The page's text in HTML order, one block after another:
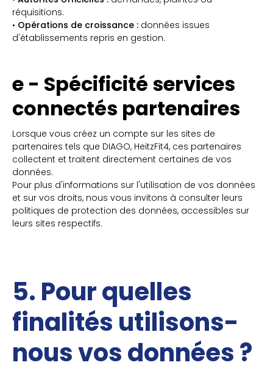
réquisitions.
• Opérations de croissance : données issues
d'établissements repris en gestion.
e - Spécificité services
connectés partenaires
Lorsque vous créez un compte sur les sites de
partenaires tels que DIAGO, HeitzFit4, ces partenaires
collectent et traitent directement certaines de vos
données.
Pour plus d'informations sur l'utilisation de vos données
et sur vos droits, nous vous invitons à consulter leurs
politiques de protection des données, accessibles sur
leurs sites respectifs.
5. Pour quelles
finalités utilisons-
nous vos données ?